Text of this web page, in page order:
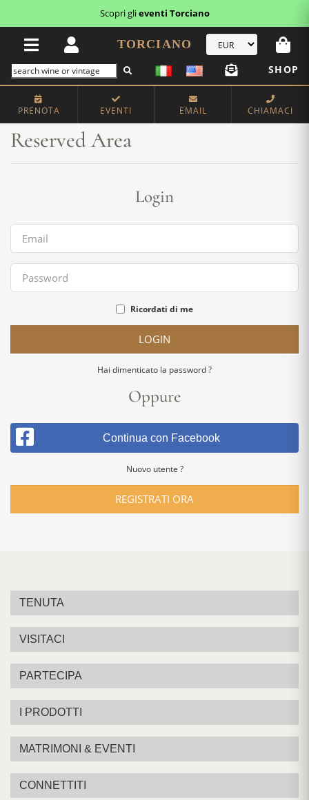
Scopri glieventi Torciano
TORCIANO
SHOP
PRENOTA EVENTI EMAIL CHIAMACI
Home Reserved Area
Reserved Area
Login
Ricordati di me
LOGIN
Hai dimenticato la password ?
Oppure
Continua con Facebook
Nuovo utente ?
REGISTRATI ORA
TENUTA
VISITACI
PARTECIPA
I PRODOTTI
MATRIMONI & EVENTI
CONNETTITI